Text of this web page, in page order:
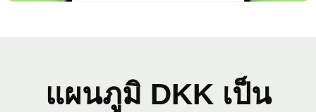
แผนภูมิ DKK เป็น